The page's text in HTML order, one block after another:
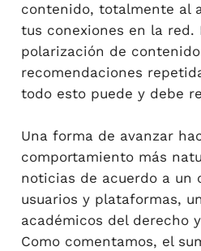
contenido, totalmente al
tus conexiones en la red.
polarización de
recomendaciones
todo esto puede y debe
Una forma de avanzar
comportamiento más
noticias de acuerdo a un
usuarios y plataformas,
académicos del derecho
Como comentamos, el